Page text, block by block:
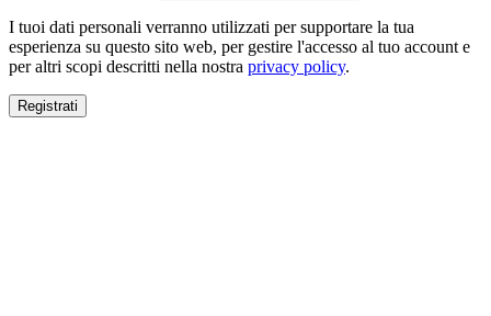
I tuoi dati personali verranno utilizzati per supportare la tua
esperienza su questo sito web, per gestire l'accesso al tuo account e
per altri scopi descritti nella nostra privacy policy.
Registrati